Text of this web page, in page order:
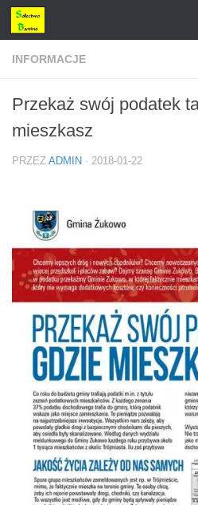
Przejdź do treści
INFORMACJE
Przekaż swój podatek
mieszkasz
PRZEZ ADMIN · 2018-01-22